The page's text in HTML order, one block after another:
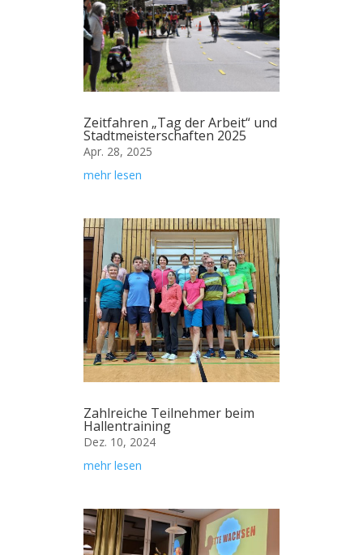
Zeitfahren „Tag der Arbeit“ und
Stadtmeisterschaften 2025
Apr. 28, 2025
mehr lesen
Zahlreiche Teilnehmer beim
Hallentraining
Dez. 10, 2024
mehr lesen